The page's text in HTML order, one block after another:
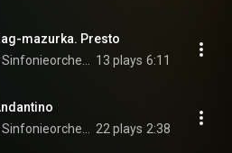
mazurka. Presto
13 plays 6:11
22 plays 2:38